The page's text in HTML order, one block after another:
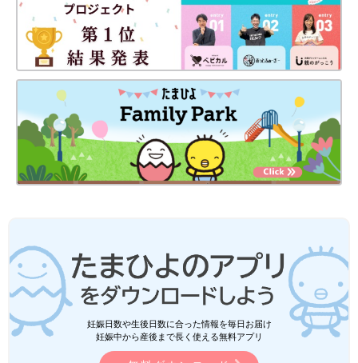
妊娠日数や生後日数に合った情報を毎日お届け
妊娠中から産後まで長く使える無料アプリ